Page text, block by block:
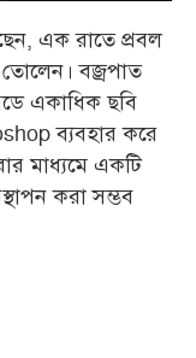
এক রাতে প্রবল
তোলেন। বজ্রপাত
একাধিক ছবি
ব্যবহার করে
মাধ্যমে একটি
করা সম্ভব